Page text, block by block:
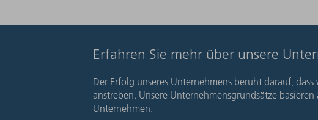
Erfahren Sie mehr über unsere
Der Erfolg unseres Unternehmens beruht darauf,
anstreben. Unsere Unternehmensgrundsätze
Unternehmen.